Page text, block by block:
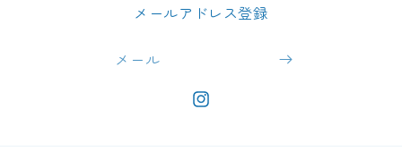
メールアドレス登録
メール
https://www.instagram.com/